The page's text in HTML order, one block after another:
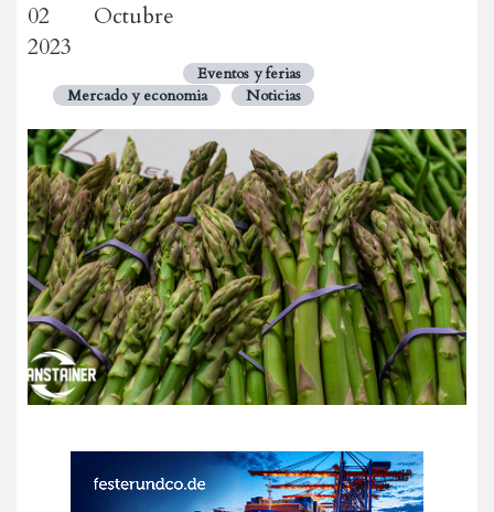
02 Octubre
2023
Eventos y ferias
Mercado y economia
Noticias